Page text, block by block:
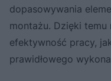
dopasowywania
montażu. Dzięki
efektywność pracy,
prawidłowego